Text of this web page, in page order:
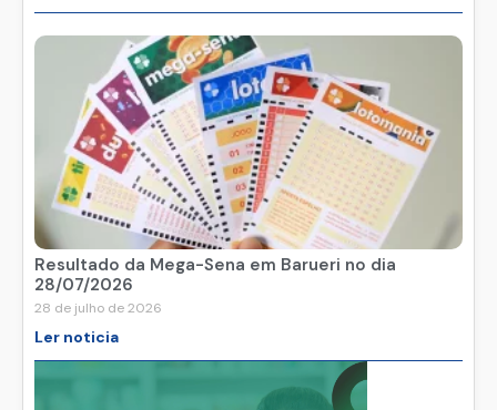
Resultado da Mega-Sena em Barueri no dia
28/07/2026
28 de julho de 2026
Ler noticia